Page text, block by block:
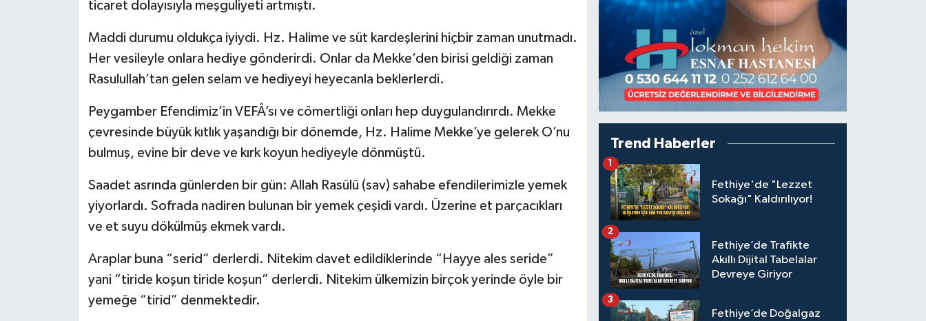
ticaret dolayısıyla meşguliyeti artmıştı.
Maddi durumu oldukça iyiydi. Hz. Halime ve süt kardeşlerini hiçbir zaman unutmadı.
Her vesileyle onlara hediye gönderirdi. Onlar da Mekke’den birisi geldiği zaman
Rasulullah’tan gelen selam ve hediyeyi heyecanla beklerlerdi.
Peygamber Efendimiz’in VEFÂ’sı ve cömertliği onları hep duygulandırırdı. Mekke
çevresinde büyük kıtlık yaşandığı bir dönemde, Hz. Halime Mekke’ye gelerek O’nu
bulmuş, evine bir deve ve kırk koyun hediyeyle dönmüştü.
Saadet asrında günlerden bir gün: Allah Rasülü (sav) sahabe efendilerimizle yemek
yiyorlardı. Sofrada nadiren bulunan bir yemek çeşidi vardı. Üzerine et parçacıkları
ve et suyu dökülmüş ekmek vardı.
Araplar buna “serid” derlerdi. Nitekim davet edildiklerinde “Hayye ales seride”
yani “tiride koşun tiride koşun” derlerdi. Nitekim ülkemizin birçok yerinde öyle bir
yemeğe “tirid” denmektedir.
Trend Haberler
Fethiye'de "Lezzet
Sokağı" Kaldırılıyor!
1
Fethiye’de Trafikte
Akıllı Dijital Tabelalar
Devreye Giriyor
2
Fethiye’de Doğalgaz
3